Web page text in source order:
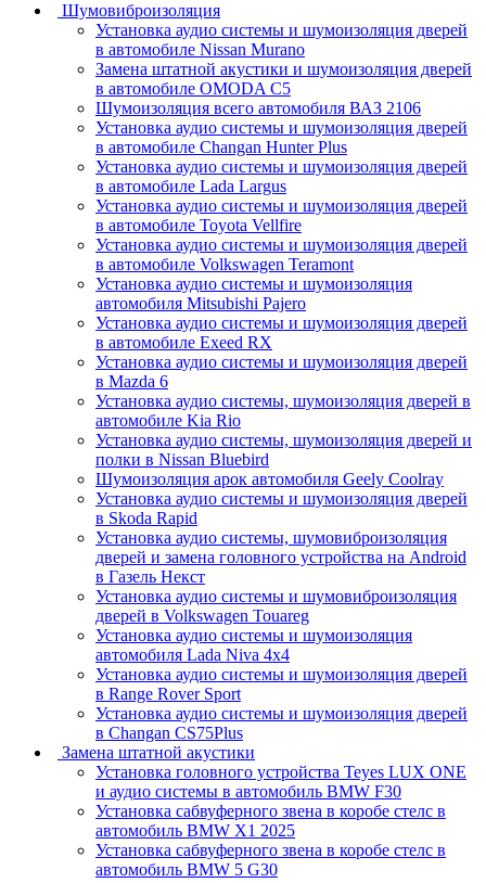
Шумовиброизоляция
Установка аудио системы и шумоизоляция дверей
в автомобиле Nissan Murano
Замена штатной акустики и шумоизоляция дверей
в автомобиле OMODA C5
Шумоизоляция всего автомобиля ВАЗ 2106
Установка аудио системы и шумоизоляция дверей
в автомобиле Changan Hunter Plus
Установка аудио системы и шумоизоляция дверей
в автомобиле Lada Largus
Установка аудио системы и шумоизоляция дверей
в автомобиле Toyota Vellfire
Установка аудио системы и шумоизоляция дверей
в автомобиле Volkswagen Teramont
Установка аудио системы и шумоизоляция
автомобиля Mitsubishi Pajero
Установка аудио системы и шумоизоляция дверей
в автомобиле Exeed RX
Установка аудио системы и шумоизоляция дверей
в Mazda 6
Установка аудио системы, шумоизоляция дверей в
автомобиле Kia Rio
Установка аудио системы, шумоизоляция дверей и
полки в Nissan Bluebird
Шумоизоляция арок автомобиля Geely Coolray
Установка аудио системы и шумоизоляция дверей
в Skoda Rapid
Установка аудио системы, шумовиброизоляция
дверей и замена головного устройства на Android
в Газель Некст
Установка аудио системы и шумовиброизоляция
дверей в Volkswagen Touareg
Установка аудио системы и шумоизоляция
автомобиля Lada Niva 4x4
Установка аудио системы и шумоизоляция дверей
в Range Rover Sport
Установка аудио системы и шумоизоляция дверей
в Changan CS75Plus
Замена штатной акустики
Установка головного устройства Teyes LUX ONE
и аудио системы в автомобиль BMW F30
Установка сабвуферного звена в коробе стелс в
автомобиль BMW X1 2025
Установка сабвуферного звена в коробе стелс в
автомобиль BMW 5 G30